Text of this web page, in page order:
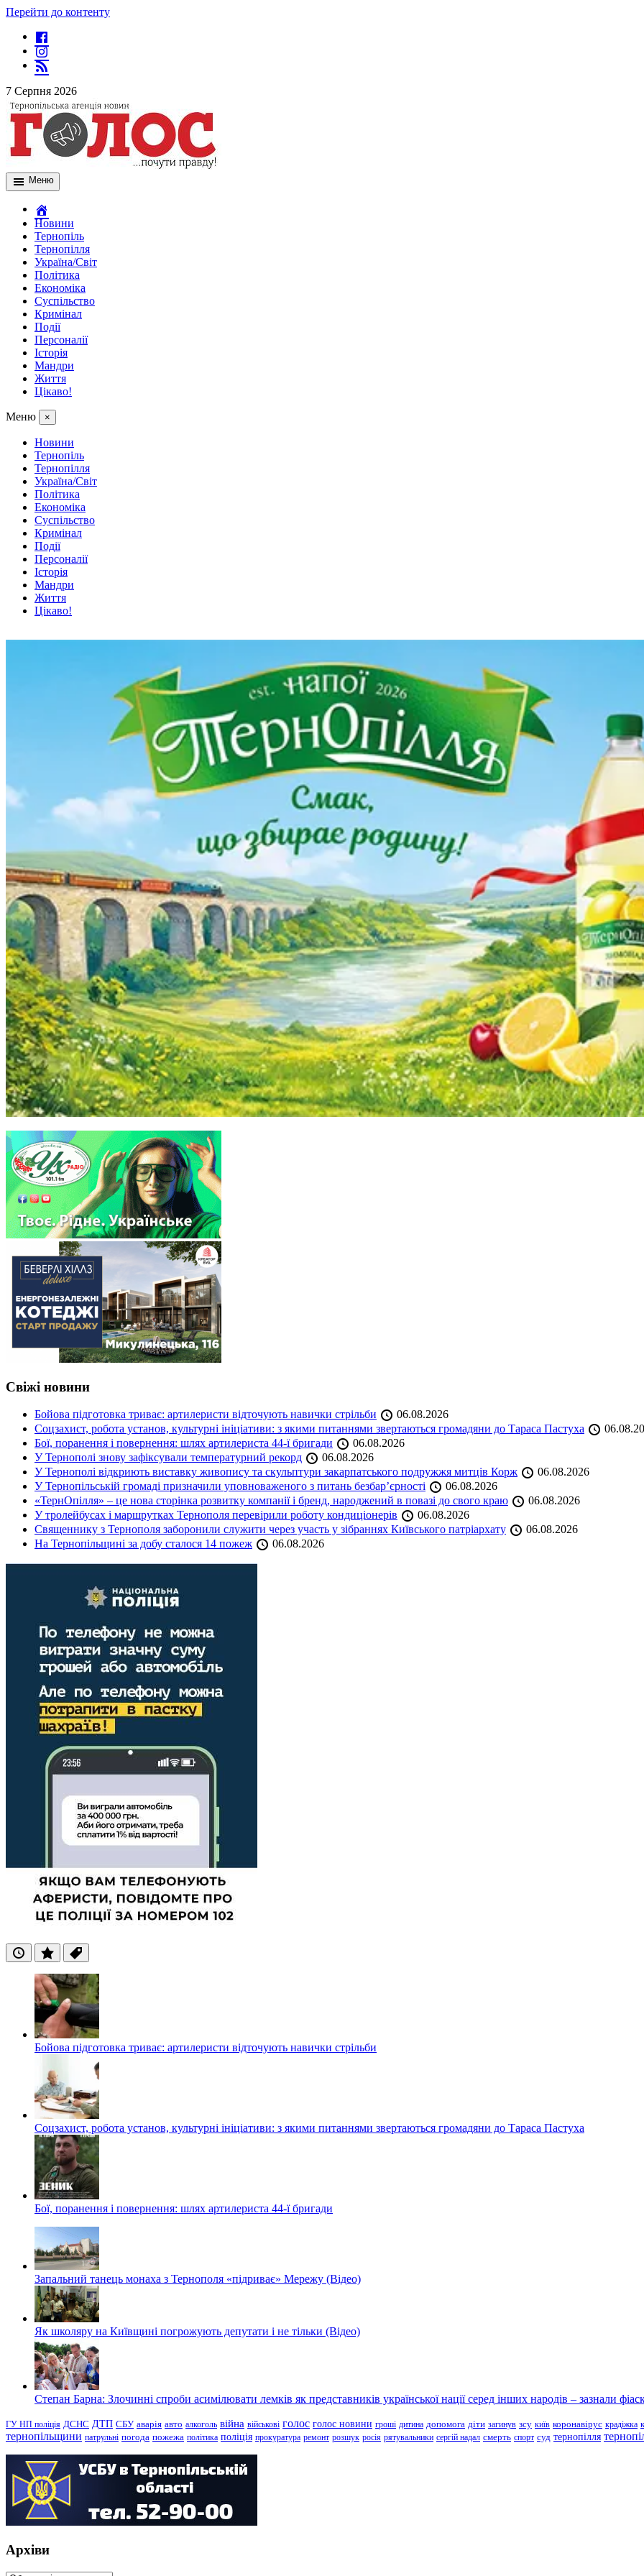
Перейти до контенту
7 Серпня 2026
Меню
Новини
Тернопіль
Тернопілля
Україна/Світ
Політика
Економіка
Суспільство
Кримінал
Події
Персоналії
Історія
Мандри
Життя
Цікаво!
Меню ×
Новини
Тернопіль
Тернопілля
Україна/Світ
Політика
Економіка
Суспільство
Кримінал
Події
Персоналії
Історія
Мандри
Життя
Цікаво!
Свіжі новини
Бойова підготовка триває: артилеристи відточують навички стрільби
06.08.2026
Соцзахист, робота установ, культурні ініціативи: з якими питаннями звертаються громадяни до Тараса Пастуха
Бої, поранення і повернення: шлях артилериста 44-ї бригади
06.08.2026
У Тернополі знову зафіксували температурний рекорд
06.08.2026
У Тернополі відкриють виставку живопису та скульптури закарпатського подружжя митців Корж
06.08.2026
У Тернопільській громаді призначили уповноваженого з питань безбар’єрності
06.08.2026
«ТернОпілля» – це нова сторінка розвитку компанії і бренд, народжений в повазі до свого краю
06.08.2026
У тролейбусах і маршрутках Тернополя перевірили роботу кондиціонерів
06.08.2026
Священнику з Тернополя заборонили служити через участь у зібраннях Київського патріархату
06.08.2026
На Тернопільщині за добу сталося 14 пожеж
06.08.2026
ОстанніПопулярні
Теги
Бойова підготовка триває: артилеристи відточують навички стрільби
Соцзахист, робота установ, культурні ініціативи: з якими питаннями звертаються громадяни до Тараса Пастуха
Бої, поранення і повернення: шлях артилериста 44-ї бригади
Запальний танець монаха з Тернополя «підриває» Мережу (Відео)
Як школяру на Київщині погрожують депутати і не тільки (Відео)
Степан Барна: Злочинні спроби асимілювати лемків як представників української нації серед інших народів – зазнали
ГУ НП поліція ДСНС ДТП СБУ аварія авто алкоголь війна військові голос голос новини гроші дитина допомога діти загинув зсу київ коронавірус крадіжка
тернопільщини патрульні погода пожежа політика поліція прокуратура ремонт розшук росія рятувальники сергій надал смерть спорт суд тернопілля
Архіви